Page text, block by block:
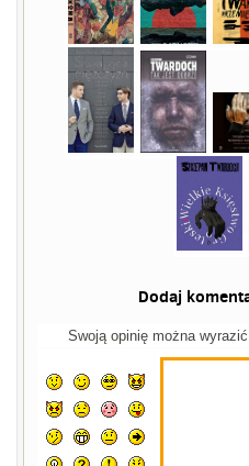
Dodaj
Swoją opinię można